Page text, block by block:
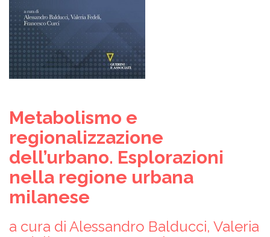
Metabolismo e
regionalizzazione
dell’urbano. Esplorazioni
nella regione urbana
milanese
a cura di Alessandro Balducci, Valeria